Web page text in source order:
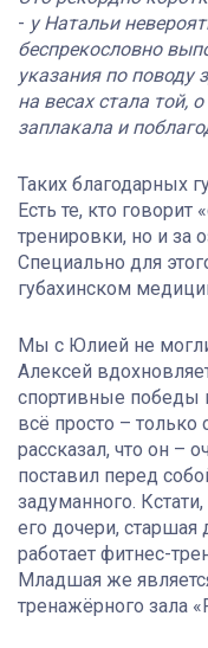
- у Натальи
беспрекословно
указания по поводу
на весах стала той,
заплакала и
Таких благодарных
Есть те, кто
тренировки, но и за
Специально для
губахинском
Мы с Юлией не
Алексей
спортивные победы
всё просто –
рассказал, что он –
поставил перед
задуманного.
его дочери,
работает фитнес-
Младшая же
тренажёрного зала